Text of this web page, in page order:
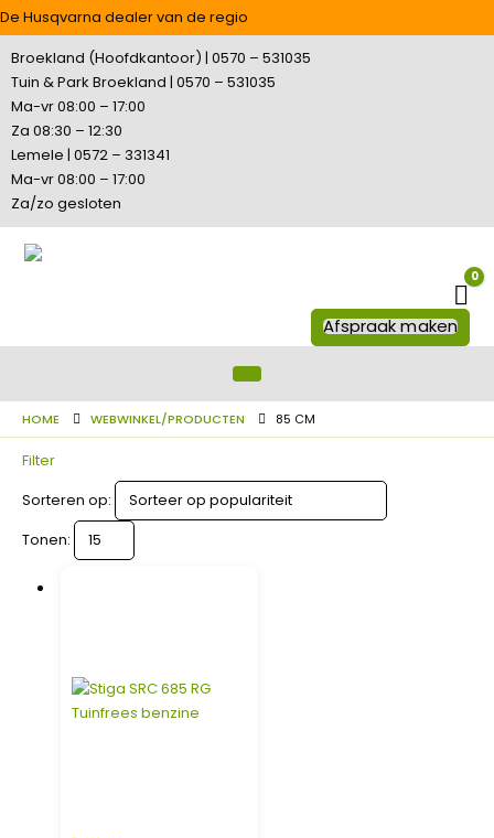
De Husqvarna dealer van de regio
Broekland (Hoofdkantoor) | 0570 – 531035
Tuin & Park Broekland | 0570 – 531035
Ma-vr 08:00 – 17:00
Za 08:30 – 12:30
Lemele | 0572 – 331341
Ma-vr 08:00 – 17:00
Za/zo gesloten
0
Afspraak maken
HOME WEBWINKEL/PRODUCTEN 85 CM
Filter
Sorteren op:
Tonen: